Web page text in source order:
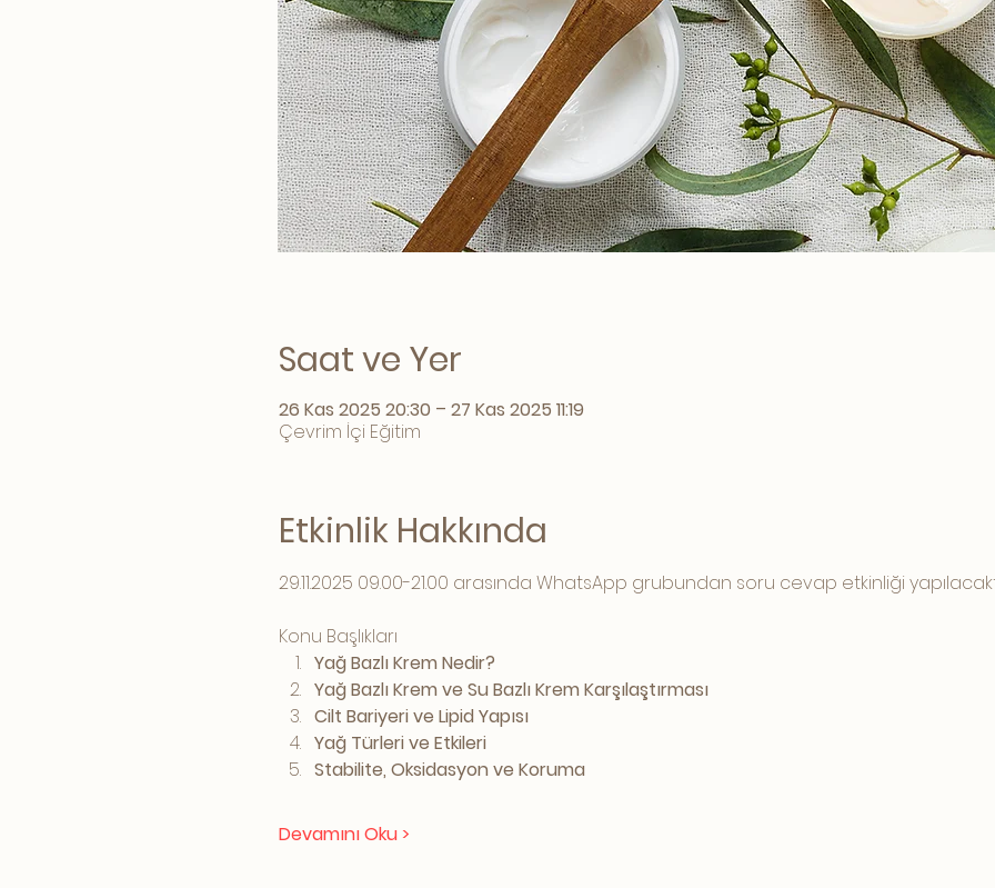
Saat ve Yer
26 Kas 2025 20:30 – 27 Kas 2025 11:19
Çevrim İçi Eğitim
Etkinlik Hakkında
29.11.2025 09.00-21.00 arasında WhatsApp grubundan soru cevap etkinliği
Konu Başlıkları
Yağ Bazlı Krem Nedir?
Yağ Bazlı Krem ve Su Bazlı Krem Karşılaştırması
Cilt Bariyeri ve Lipid Yapısı
Yağ Türleri ve Etkileri
Stabilite, Oksidasyon ve Koruma
Devamını Oku >